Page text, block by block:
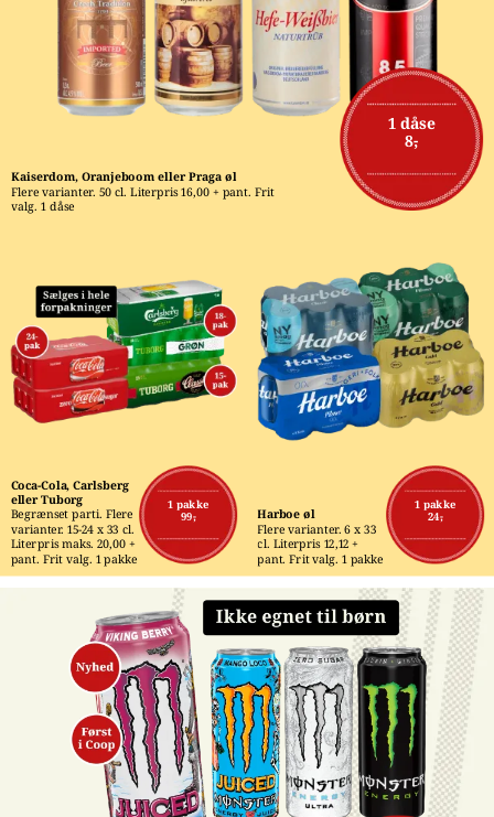
1 dåse
8,-
Kaiserdom, Oranjeboom eller Praga øl
Flere varianter. 50 cl. Literpris 16,00 + pant. Frit
valg. 1 dåse
1 pakke
99,-
Coca-Cola, Carlsberg
eller Tuborg
Begrænset parti. Flere
varianter. 15-24 x 33 cl.
Literpris maks. 20,00 +
pant. Frit valg. 1 pakke
1 pakke
24,-
Harboe øl
Flere varianter. 6 x 33
cl. Literpris 12,12 +
pant. Frit valg. 1 pakke